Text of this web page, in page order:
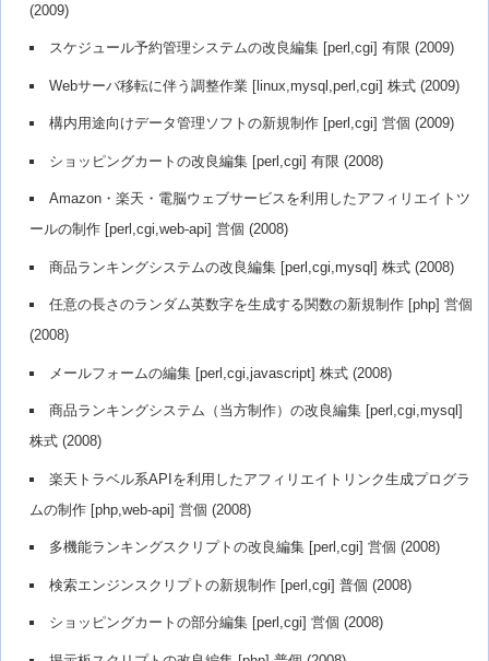
(2009)
スケジュール予約管理システムの改良編集 [perl,cgi] 有限 (2009)
Webサーバ移転に伴う調整作業 [linux,mysql,perl,cgi] 株式 (2009)
構内用途向けデータ管理ソフトの新規制作 [perl,cgi] 営個 (2009)
ショッピングカートの改良編集 [perl,cgi] 有限 (2008)
Amazon・楽天・電脳ウェブサービスを利用したアフィリエイトツ
ールの制作 [perl,cgi,web-api] 営個 (2008)
商品ランキングシステムの改良編集 [perl,cgi,mysql] 株式 (2008)
任意の長さのランダム英数字を生成する関数の新規制作 [php] 営個
(2008)
メールフォームの編集 [perl,cgi,javascript] 株式 (2008)
商品ランキングシステム（当方制作）の改良編集 [perl,cgi,mysql]
株式 (2008)
楽天トラベル系APIを利用したアフィリエイトリンク生成プログラ
ムの制作 [php,web-api] 営個 (2008)
多機能ランキングスクリプトの改良編集 [perl,cgi] 営個 (2008)
検索エンジンスクリプトの新規制作 [perl,cgi] 普個 (2008)
ショッピングカートの部分編集 [perl,cgi] 営個 (2008)